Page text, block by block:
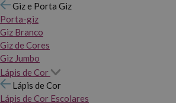
Giz e Porta Giz
Porta-giz
Giz Branco
Giz de Cores
Giz Jumbo
Lápis de Cor
Lápis de Cor
Lápis de Cor Escolares